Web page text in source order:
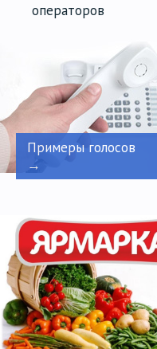
операторов
Примеры голосов
→